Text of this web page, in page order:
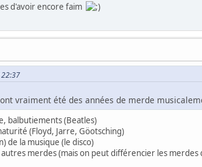
d'avoir encore faim
vraiment été des années de merde
balbutiements (Beatles)
(Floyd, Jarre, Göotsching)
de la musique (le disco)
merdes (mais on peut différencier les